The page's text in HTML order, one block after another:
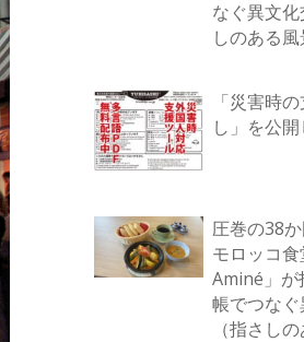
なぐ異文
しのある風
「災害時
し」を公
圧巻の38
モロッコ
Aminé」が
帳でつな
（指さし